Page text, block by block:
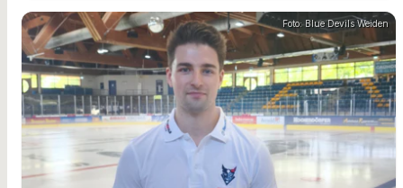
Foto: Blue Devils Weiden